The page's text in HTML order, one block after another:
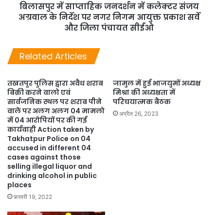
बिलासपुर में साप्ताहिक जनदर्शन में कलेक्टर संजय
अग्रवाल के निर्देश पर नगर निगम आयुक्त प्रकाश सर्वे
और जिला पंचायत सीईओ
Related Articles
तखतपुर पुलिस द्वारा अवैध शराब
बिक्री करने वालो एवं
सार्वजनिक स्थल पर शराब पीने
वाले पर अलग अलग 04 मामलो
में 04 आरोपियों पर की गई
कार्यवाही Action taken by
Takhatpur Police on 04
accused in different 04
cases against those
selling illegal liquor and
drinking alcohol in public
places
फ़रवरी 19, 2022
जामुल में हुई भाजयुमों अध्यक्ष
मिश्रा की अध्यक्षता में
परिचयात्मक बैठक
अप्रैल 26, 2023